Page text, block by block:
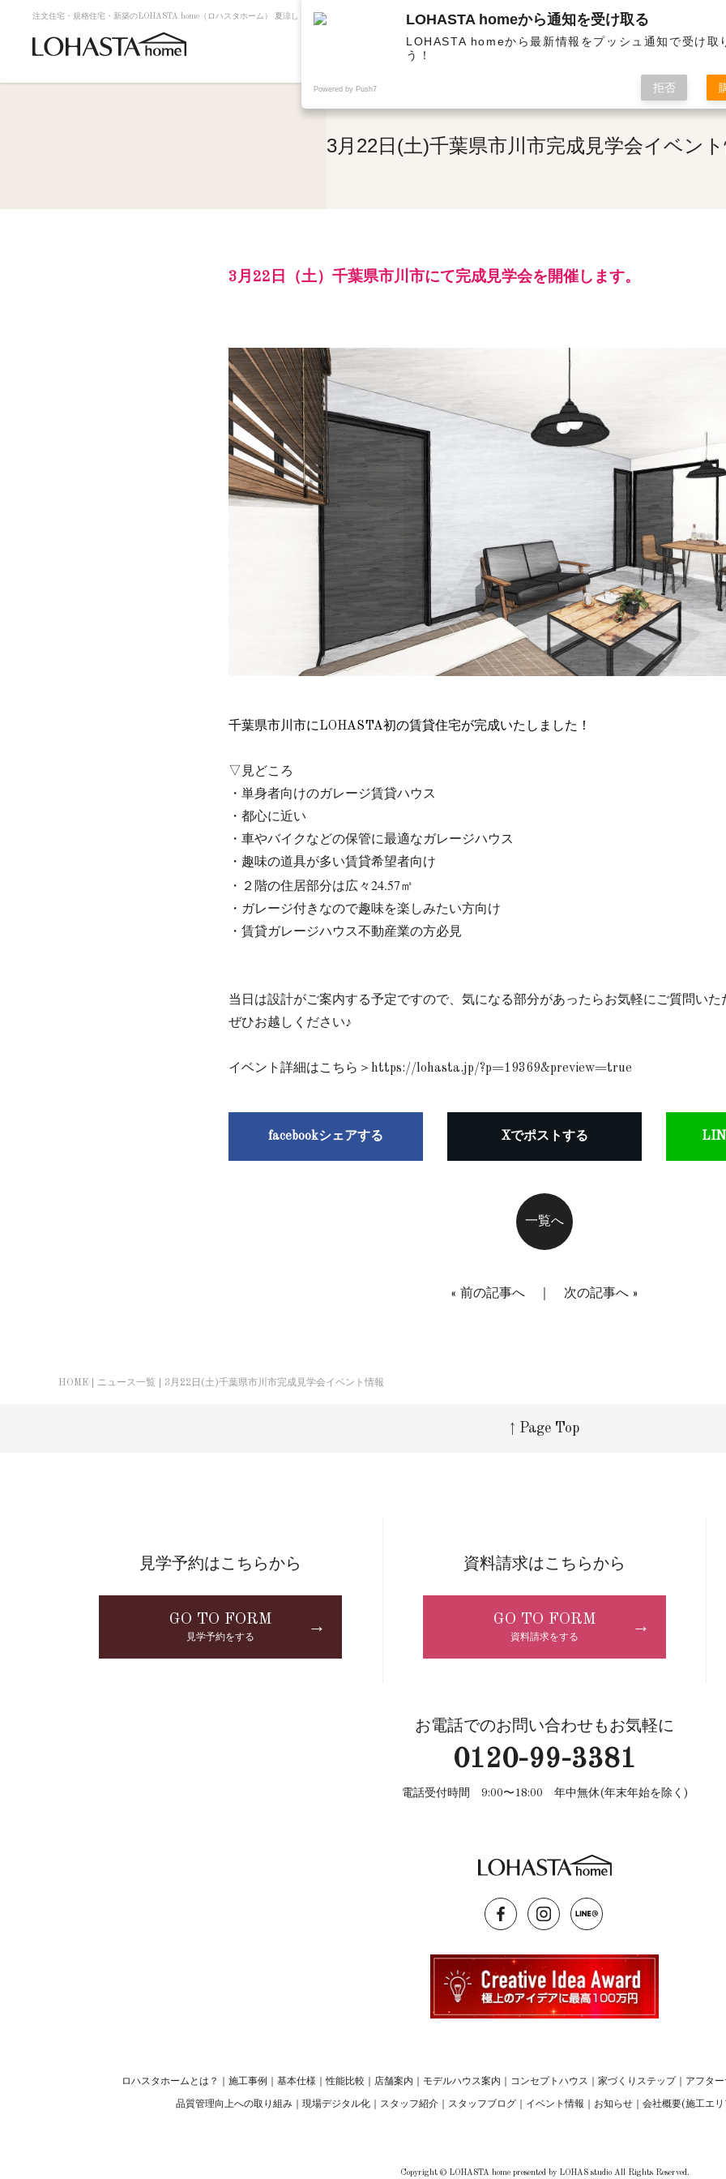
注文住宅・規格住宅・新築のLOHASTA home（ロハスタホーム） 夏涼しく冬暖かい高断熱・高気密の高性能住宅 | 3月22日(土)千葉県市川市完成見学会イベント情報
3月22日(土)千葉県市川市完成見学会イベン
3月22日（土）千葉県市川市にて完成見学会を開催します。
千葉県市川市にLOHASTA初の賃貸住宅が完成いたしました！
▽見どころ
・単身者向けのガレージ賃貸ハウス
・都心に近い
・車やバイクなどの保管に最適なガレージハウス
・趣味の道具が多い賃貸希望者向け
・
２階の住居部分は広々24.57㎡
・ガレージ付きなので趣味を楽しみたい方向け
・賃貸ガレージハウス不動産業の方必見
当日は設計がご案内する予定ですので、気になる部分があったらお気軽にご質問いた
ぜひお越しください♪
イベント詳細はこちら＞ https://lohasta.jp/?p=19369&preview=true
facebookシェアする Xでポストする
一覧へ
« 前の記事へ 次の記事へ »
HOME ニュース一覧 3月22日(土)千葉県市川市完成見学会イベント情報
↑ Page Top
見学予約はこちらから
GO TO FORM
見学予約をする
→
資料請求はこちらから
GO TO FORM
資料請求をする
→
お電話でのお問い合わせもお気軽に
0120-99-3381
電話受付時間 9:00〜18:00 年中無休(年末年始を除く)
ロハスタホームとは？ 施工事例 基本仕様 ｜性能比較 店舗案内 モデルハウス案内 コンセプトハウス 家づくりステップ アフタ
品質管理向上への取り組み 現場デジタル化 スタッフ紹介 スタッフブログ イベント情報 お知らせ 会社概要(施工エリ
Copyright © LOHASTA home presented by LOHAS studio All Rights Reserved.
LOHASTA homeから通知を受け取る
LOHASTA homeから最新情報をプッシュ通知で受け取
う！
Powered by Push7 拒否